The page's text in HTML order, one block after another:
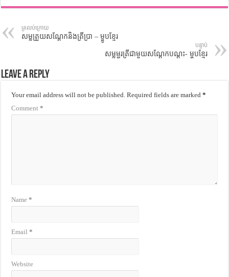
ត្រលប់ក្រោយ
សម្លត្រួយសណ្តែកនិងត្រីប្រា – ម្ហូបខ្មែរ
បន្ទាប់
សម្លម្ជូរត្រីជាមួយសណ្តែកបណ្តុះ- ម្ហូបខ្មែរ
Leave a Reply
Your email address will not be published. Required fields are marked*
Comment*
Name*
Email*
Website